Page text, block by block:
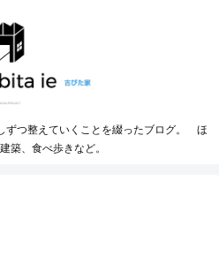
ずつ整えていくことを綴ったブログ。 ほ
築、食べ歩きなど。